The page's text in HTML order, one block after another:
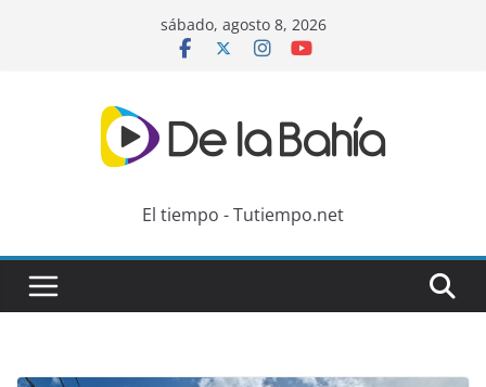
sábado, agosto 8, 2026
El tiempo - Tutiempo.net